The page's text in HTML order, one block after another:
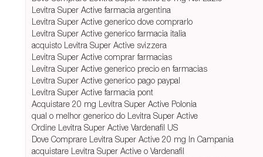
Levitra Super Active farmacia argentina
Levitra Super Active generico dove comprarlo
Levitra Super Active generico farmacia italia
acquisto Levitra Super Active svizzera
Levitra Super Active comprar farmacias
Levitra Super Active generico precio en farmacias
Levitra Super Active generico pago paypal
Levitra Super Active farmacia pont
Acquistare 20 mg Levitra Super Active Polonia
qual o melhor generico do Levitra Super Active
Ordine Levitra Super Active Vardenafil US
Dove Comprare Levitra Super Active 20 mg In Campania
acquistare Levitra Super Active o Vardenafil